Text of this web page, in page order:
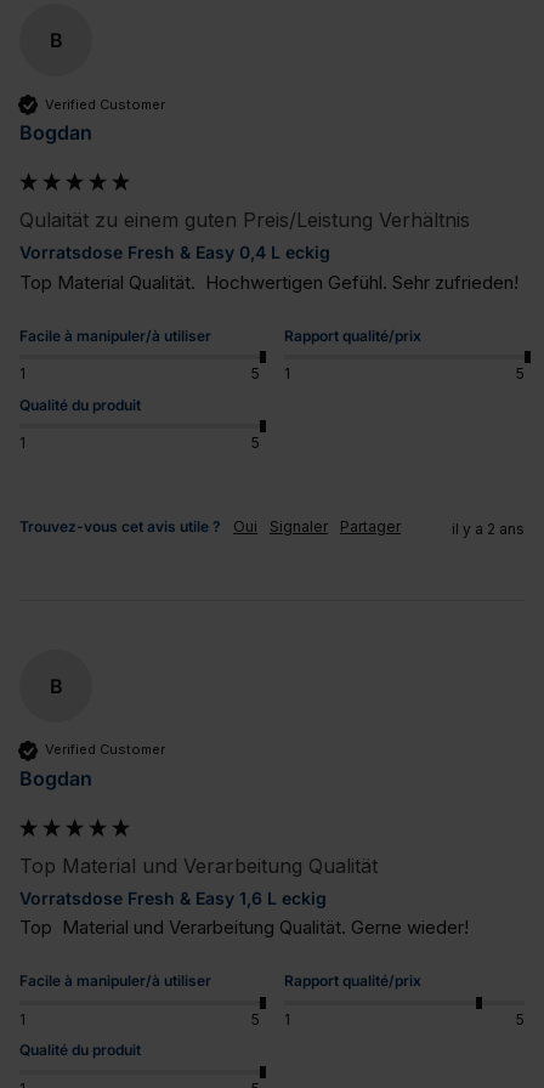
B
Verified Customer
Bogdan
Qulaität zu einem guten Preis/Leistung Verhältnis
Vorratsdose Fresh & Easy 0,4 L eckig
Top Material Qualität.  Hochwertigen Gefühl. Sehr zufrieden!
Facile à manipuler/à utiliser
1 5
Rapport qualité/prix
1
5
Qualité du produit
1 5
Trouvez-vous cet avis utile ? Oui Signaler Partager il y a 2 ans
B
Verified Customer
Bogdan
Top Material und Verarbeitung Qualität
Vorratsdose Fresh & Easy 1,6 L eckig
Top  Material und Verarbeitung Qualität. Gerne wieder!
Facile à manipuler/à utiliser
1 5
Rapport qualité/prix
1
5
Qualité du produit